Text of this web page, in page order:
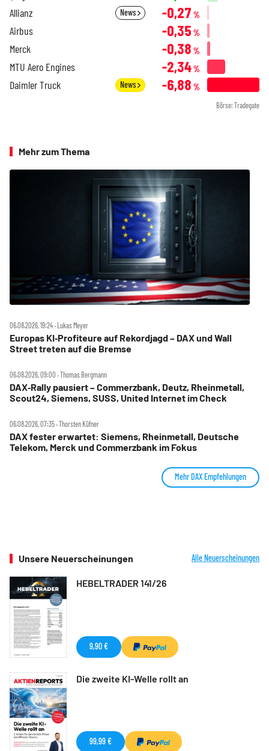
Allianz News -0,27 %
Airbus -0,35 %
Merck -0,38 %
MTU Aero Engines -2,34%
Daimler Truck News -6,88 %
Börse: Tradegate
Mehr zum Thema
06.08.2026, 19:24 ‧ Lukas Meyer
Europas KI‑Profiteure auf Rekordjagd – DAX und Wall
Street treten auf die Bremse
06.08.2026, 09:00 ‧ Thomas Bergmann
DAX‑Rally pausiert – Commerzbank, Deutz, Rheinmetall,
Scout24, Siemens, SUSS, United Internet im Check
06.08.2026, 07:35 ‧ Thorsten Küfner
DAX fester erwartet: Siemens, Rheinmetall, Deutsche
Telekom, Merck und Commerzbank im Fokus
Mehr DAX Empfehlungen
Unsere Neuerscheinungen Alle Neuerscheinungen
HEBELTRADER 141/26
9,90 €
Die zweite KI-Welle rollt an
99,99 €